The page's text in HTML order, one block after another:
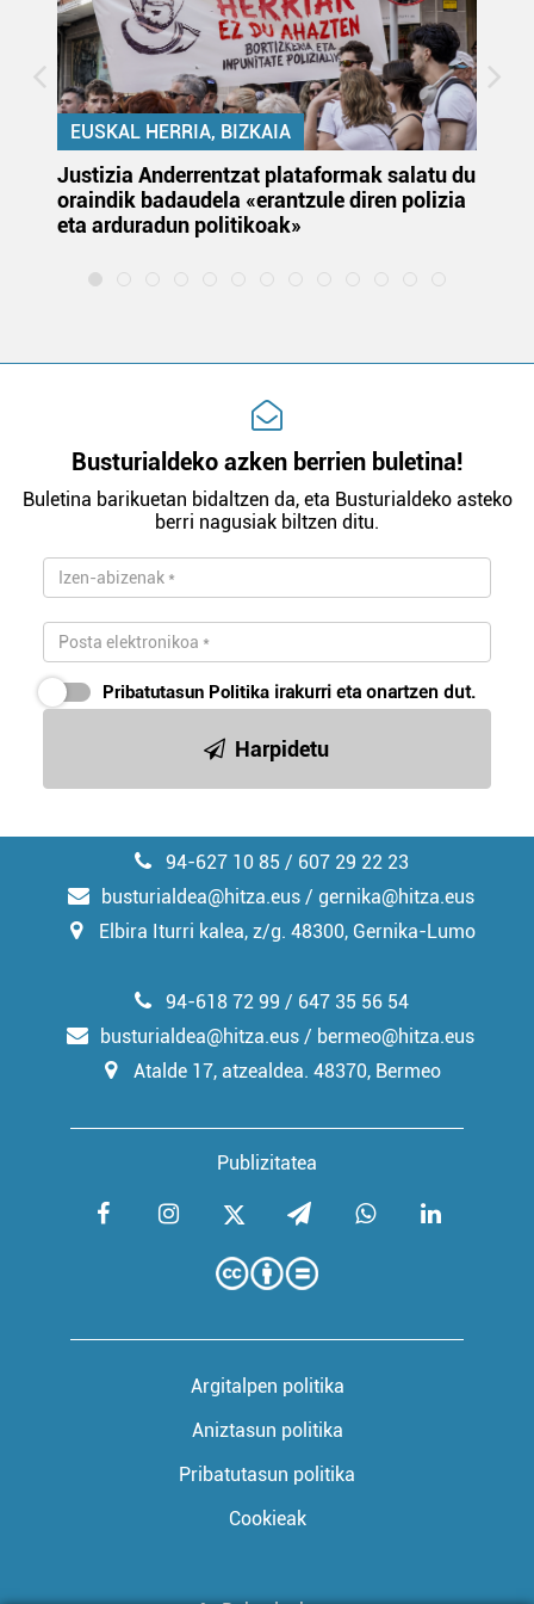
EUSKAL HERRIA, BIZKAIA
Justizia Anderrentzat plataformak salatu du
oraindik badaudela «erantzule diren polizia
eta arduradun politikoak»
Busturialdeko azken berrien buletina!
Buletina barikuetan bidaltzen da, eta Busturialdeko asteko
berri nagusiak biltzen ditu.
Pribatutasun Politika irakurri eta onartzen dut.
Harpidetu
94-627 10 85 / 607 29 22 23
busturialdea@hitza.eus / gernika@hitza.eus
Elbira Iturri kalea, z/g. 48300, Gernika-Lumo
Publizitatea
94-618 72 99 / 647 35 56 54
busturialdea@hitza.eus / bermeo@hitza.eus
Atalde 17, atzealdea. 48370, Bermeo
Argitalpen politika
Aniztasun politika
Pribatutasun politika
Cookieak